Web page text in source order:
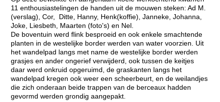
11 enthousiastelingen de handen uit de mouwen steken: Ad M.
(verslag), Cor, Ditte, Hanny, Henk(koffie), Janneke, Johanna,
Joke, Liesbeth, Maarten (foto's) en Nel.
De boventuin werd flink besproeid en ook enkele smachtende
planten in de westelijke border werden van water voorzien. Uit
het wandelpad langs met name de westelijke border werden
grasjes en ander ongerief verwijderd, ook tussen de keitjes
daar werd onkruid opgeruimd, de graskanten langs het
wandelpad kregen ook weer een scheerbeurt, en de weilandjes
die zich onderaan beide trappen van de berceaux hadden
gevormd werden grondig aangepakt.